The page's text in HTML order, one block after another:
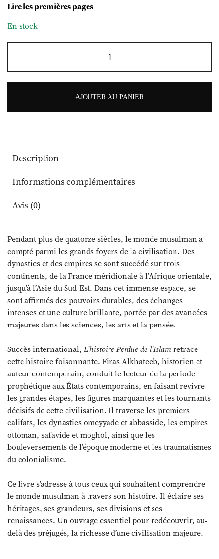
Lire les premières pages
En stock
de
L'histoire
perdue
de
l'islam
la
AJOUTER AU PANIER
Description
Informations complémentaires
Avis (0)
Pendant plus de quatorze siècles, le monde musulman a
compté parmi les grands foyers de la civilisation. Des
dynasties et des empires se sont succédé sur trois
continents, de la France méridionale à l’Afrique orientale,
jusqu’à l’Asie du Sud-Est. Dans cet immense espace, se
sont affirmés des pouvoirs durables, des échanges
intenses et une culture brillante, portée par des avancées
majeures dans les sciences, les arts et la pensée.
Succès international, L’histoire Perdue de l’Islamretrace
cette histoire foisonnante. Firas Alkhateeb, historien et
auteur contemporain, conduit le lecteur de la période
prophétique aux États contemporains, en faisant revivre
les grandes étapes, les figures marquantes et les tournants
décisifs de cette civilisation. Il traverse les premiers
califats, les dynasties omeyyade et abbasside, les empires
ottoman, safavide et moghol, ainsi que les
bouleversements de l’époque moderne et les traumatismes
du colonialisme.
Ce livre s’adresse à tous ceux qui souhaitent comprendre
le monde musulman à travers son histoire. Il éclaire ses
héritages, ses grandeurs, ses divisions et ses
renaissances. Un ouvrage essentiel pour redécouvrir, au-
delà des préjugés, la richesse d’une civilisation majeure.